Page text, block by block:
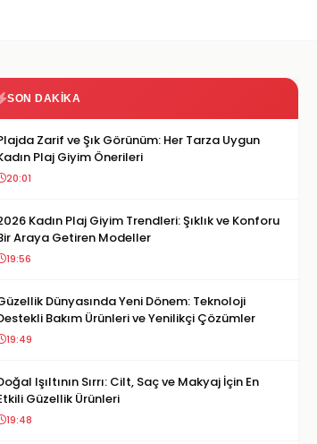
SON DAKIKA
Zarif ve Şık Görünüm: Her Tarza Uygun
Plaj Giyim Önerileri
20:01
Kadın Plaj Giyim Trendleri: Şıklık ve Konforu
Araya Getiren Modeller
19:56
Dünyasında Yeni Dönem: Teknoloji
Bakım Ürünleri ve Yenilikçi Çözümler
19:49
Işıltının Sırrı: Cilt, Saç ve Makyaj İçin En
Güzellik Ürünleri
19:48